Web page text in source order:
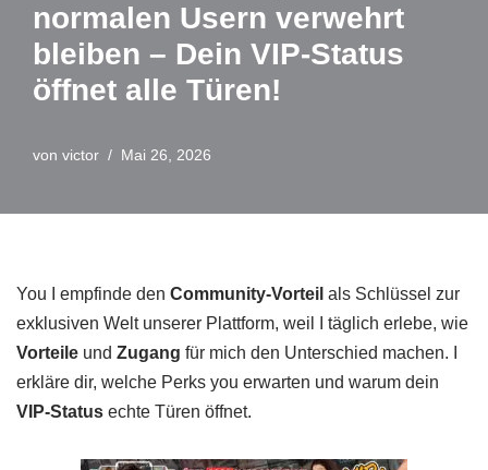
normalen Usern verwehrt
bleiben – Dein VIP-Status
öffnet alle Türen!
von victor Mai 26, 2026
You I empfinde den Community-Vorteil als Schlüssel zur
exklusiven Welt unserer Plattform, weil I täglich erlebe, wie
Vorteile und Zugang für mich den Unterschied machen. I
erkläre dir, welche Perks you erwarten und warum dein
VIP-Status echte Türen öffnet.